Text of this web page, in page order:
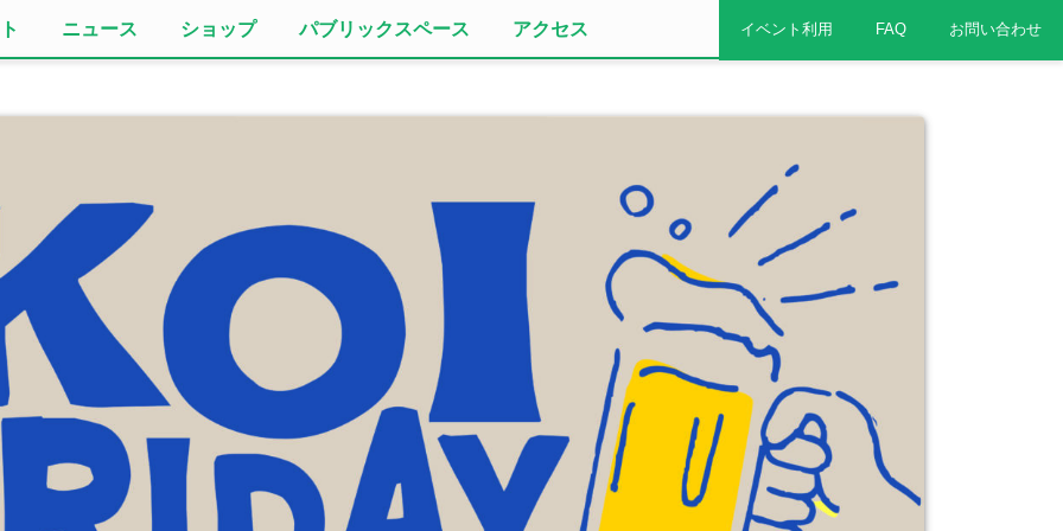
ニュース ショップ パブリックスペース アクセス イベント利用 FAQ お問い合わせ